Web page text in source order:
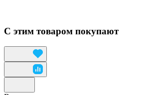
С этим товаром покупают